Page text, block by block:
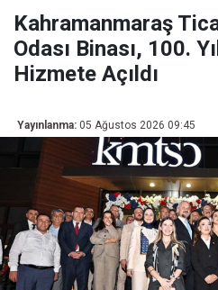
Kahramanmaraş
Odası Binası, 100.
Hizmete Açıldı
Yayınlanma: 05 Ağustos 2026 09:45